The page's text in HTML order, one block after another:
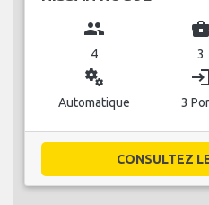
group
4
business_center
3
miscellaneous_services
Automatique
login
3
CONSULTEZ